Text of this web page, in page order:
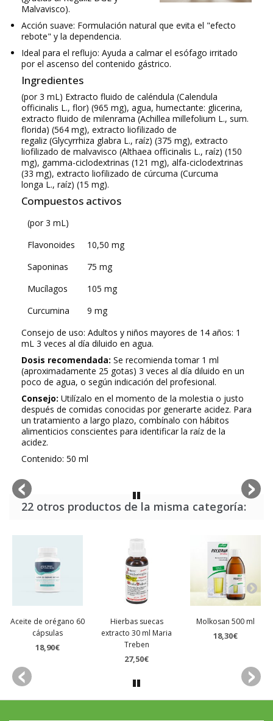
Malvavisco).
Acción suave: Formulación natural que evita el "efecto
rebote" y la dependencia.
Ideal para el reflujo: Ayuda a calmar el esófago irritado
por el ascenso del contenido gástrico.
Ingredientes
(por 3 mL) Extracto fluido de caléndula (Calendula
officinalis L., flor) (965 mg), agua, humectante: glicerina,
extracto fluido de milenrama (Achillea millefolium L., sum.
florida) (564 mg), extracto liofilizado de
regaliz (Glycyrrhiza glabra L., raíz) (375 mg), extracto
liofilizado de malvavisco (Althaea officinalis L., raíz) (150
mg), gamma-ciclodextrinas (121 mg), alfa-ciclodextrinas
(33 mg), extracto liofilizado de cúrcuma (Curcuma
longa L., raíz) (15 mg).
Compuestos activos
(por 3 mL)
Flavonoides
10,50 mg
Saponinas
75 mg
Mucílagos
105 mg
Curcumina
9 mg
Consejo de uso: Adultos y niños mayores de 14 años: 1
mL 3 veces al día diluido en agua.
Dosis recomendada: Se recomienda tomar 1 ml
(aproximadamente 25 gotas) 3 veces al día diluido en un
poco de agua, o según indicación del profesional.
Consejo: Utilízalo en el momento de la molestia o justo
después de comidas conocidas por generarte acidez. Para
un tratamiento a largo plazo, combínalo con hábitos
alimenticios conscientes para identificar la raíz de la
acidez.
Contenido: 50 ml
22 otros productos de la misma categoría:
Aceite de orégano 60
cápsulas
18,90€
Hierbas suecas
extracto 30 ml Maria
Treben
27,50€
Molkosan 500 ml
18,30€